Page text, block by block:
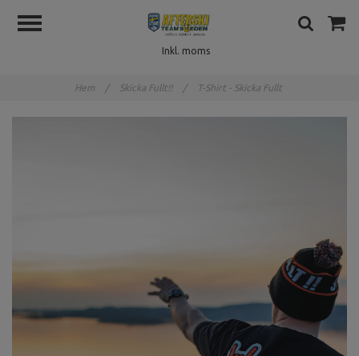
Inkl. moms
Hem / Skicka Fullt!! / T-Shirt - Skicka Fullt